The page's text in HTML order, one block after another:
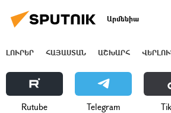
Արմենիա
ԼՈՒՐԵՐ ՀԱՅԱՍՏԱՆ ԱՇԽԱՐՀ
Rutube Telegram